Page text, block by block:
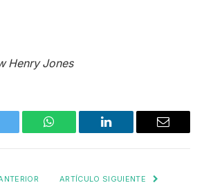
Henry Jones
WhatsApp LinkedIn Email
ARTÍCULO SIGUIENTE